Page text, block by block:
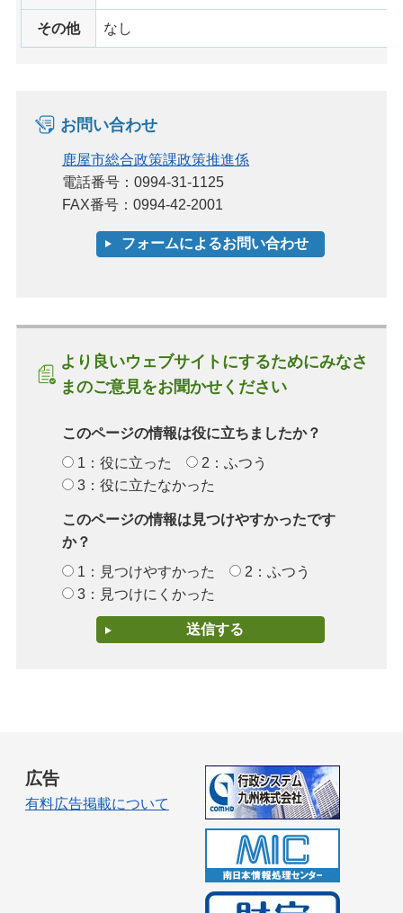
その他 なし
お問い合わせ
鹿屋市総合政策課政策推進係
電話番号：0994-31-1125
FAX番号：0994-42-2001
より良いウェブサイトにするためにみなさ
まのご意見をお聞かせください
このページの情報は役に立ちましたか？
1：役に立った
2：ふつう
3：役に立たなかった
このページの情報は見つけやすかったです
か？
1：見つけやすかった
2：ふつう
3：見つけにくかった
広告
有料広告掲載について